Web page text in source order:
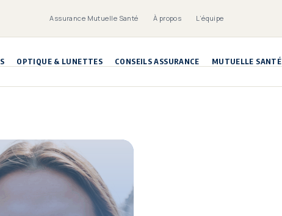
Assurance Mutuelle Santé À propos L’équipe
OPTIQUE & LUNETTES CONSEILS ASSURANCE MUTUELLE SANTÉ